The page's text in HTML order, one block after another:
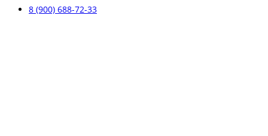
8 (900) 688-72-33